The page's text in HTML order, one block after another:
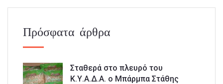
Πρόσφατα άρθρα
Σταθερά στο πλευρό του
Κ.Υ.Α.Δ.Α. ο Μπάρμπα Στάθης